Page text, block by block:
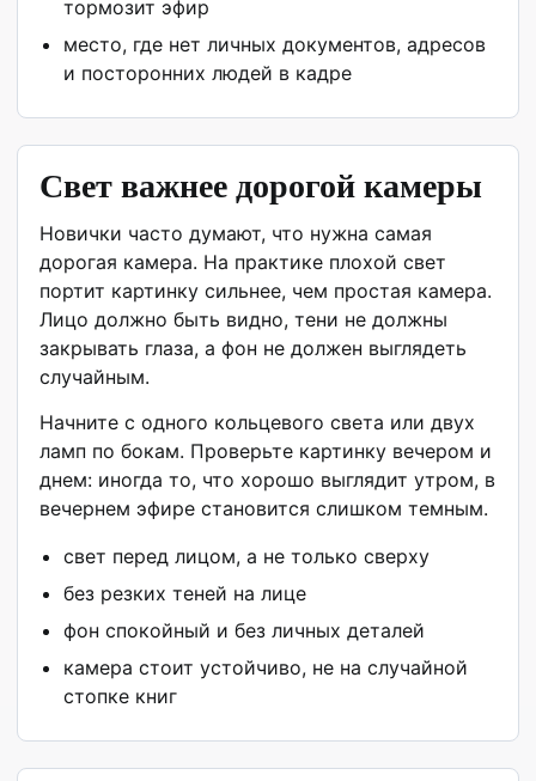
тормозит эфир
место, где нет личных документов, адресов
и посторонних людей в кадре
Свет важнее дорогой камеры
Новички часто думают, что нужна самая
дорогая камера. На практике плохой свет
портит картинку сильнее, чем простая камера.
Лицо должно быть видно, тени не должны
закрывать глаза, а фон не должен выглядеть
случайным.
Начните с одного кольцевого света или двух
ламп по бокам. Проверьте картинку вечером и
днем: иногда то, что хорошо выглядит утром, в
вечернем эфире становится слишком темным.
свет перед лицом, а не только сверху
без резких теней на лице
фон спокойный и без личных деталей
камера стоит устойчиво, не на случайной
стопке книг